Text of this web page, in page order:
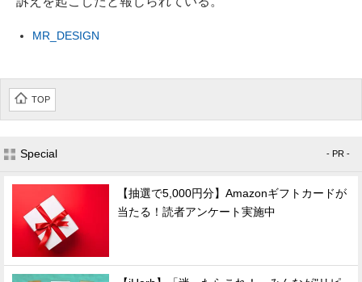
MR_DESIGN
TOP
Special - PR -
【抽選で5,000円分】Amazonギフトカードが
当たる！読者アンケート実施中